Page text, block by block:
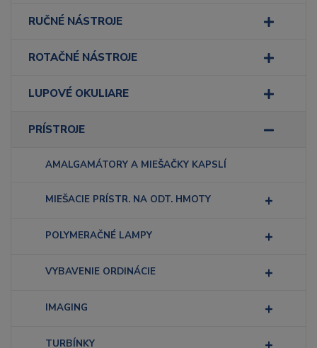
RUČNÉ NÁSTROJE
ROTAČNÉ NÁSTROJE
LUPOVÉ OKULIARE
PRÍSTROJE
AMALGAMÁTORY A MIEŠAČKY KAPSLÍ
MIEŠACIE PRÍSTR. NA ODT. HMOTY
POLYMERAČNÉ LAMPY
VYBAVENIE ORDINÁCIE
IMAGING
TURBÍNKY